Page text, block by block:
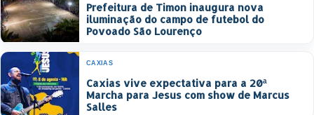
Prefeitura de Timon inaugura nova
iluminação do campo de futebol do
Povoado São Lourenço
CAXIAS
Caxias vive expectativa para a 20ª
Marcha para Jesus com show de Marcus
Salles